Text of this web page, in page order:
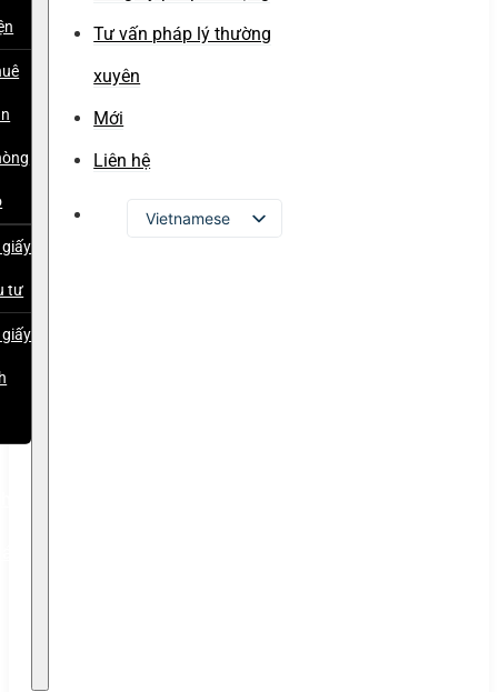
tư
Tư vấn pháp lý thường
xuyên
Mới
Liên hệ
Vietnamese